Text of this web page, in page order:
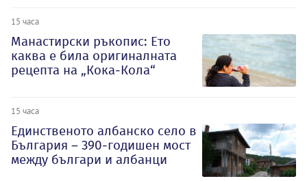
15 часа
Манастирски ръкопис: Ето
каква е била оригиналната
рецепта на „Кока-Кола“
15 часа
Единственото албанско село в
България – 390-годишен мост
между българи и албанци